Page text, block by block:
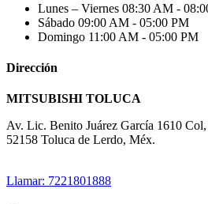
Lunes – Viernes 08:30 AM -
Sábado 09:00 AM - 05:00 PM
Domingo 11:00 AM - 05:00 PM
Dirección
MITSUBISHI TOLUCA
Av. Lic. Benito Juárez García 1610
52158 Toluca de Lerdo, Méx.
Llamar: 7221801888